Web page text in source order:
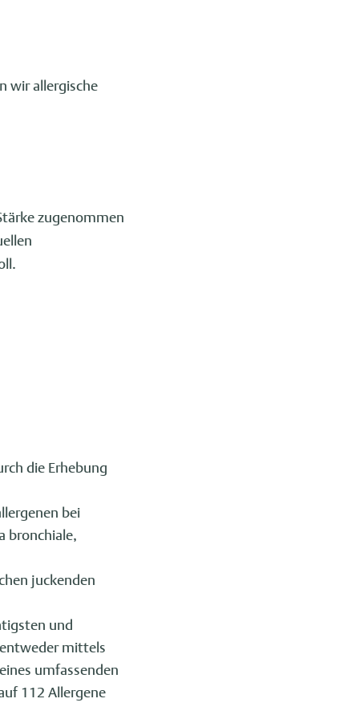
wir allergische
zugenommen
die Erhebung
bei
bronchiale,
juckenden
und
mittels
umfassenden
112 Allergene